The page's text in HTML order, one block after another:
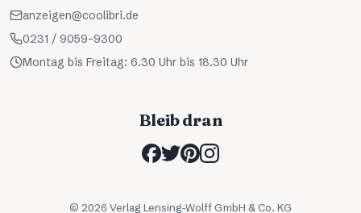
anzeigen@coolibri.de
0231 / 9059-9300
Montag bis Freitag: 6.30 Uhr bis 18.30 Uhr
Bleib dran
© 2026 Verlag Lensing-Wolff GmbH & Co. KG